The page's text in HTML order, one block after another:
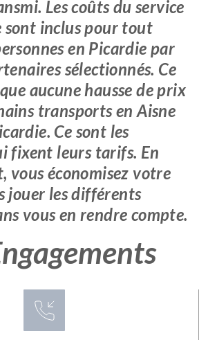
Les coûts du service
inclus pour tout
en Picardie par
sélectionnés. Ce
aucune hausse de prix
transports en Aisne
Ce sont les
fixent leurs tarifs. En
vous économisez votre
jouer les différents
vous en rendre compte.